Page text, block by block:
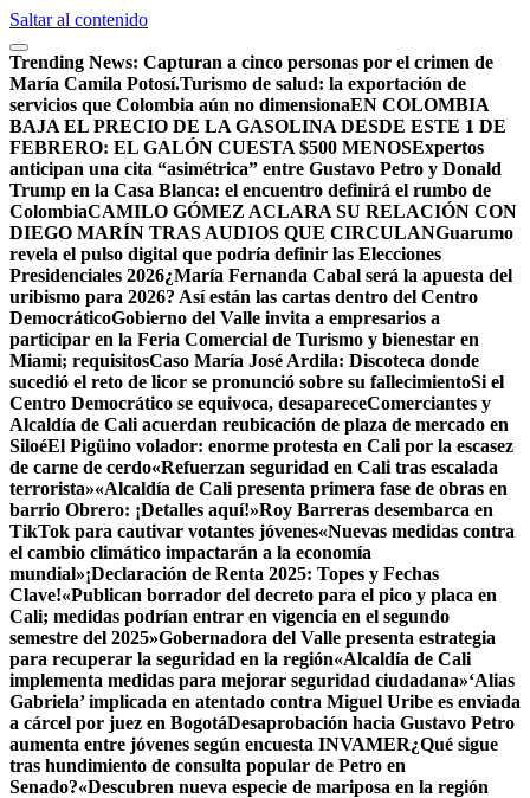
Saltar al contenido
Trending News: Capturan a cinco personas por el crimen de
María Camila Potosí.Turismo de salud: la exportación de
servicios que Colombia aún no dimensionaEN COLOMBIA
BAJA EL PRECIO DE LA GASOLINA DESDE ESTE 1 DE
FEBRERO: EL GALÓN CUESTA $500 MENOSExpertos
anticipan una cita “asimétrica” entre Gustavo Petro y Donald
Trump en la Casa Blanca: el encuentro definirá el rumbo de
ColombiaCAMILO GÓMEZ ACLARA SU RELACIÓN CON
DIEGO MARÍN TRAS AUDIOS QUE CIRCULANGuarumo
revela el pulso digital que podría definir las Elecciones
Presidenciales 2026¿María Fernanda Cabal será la apuesta del
uribismo para 2026? Así están las cartas dentro del Centro
DemocráticoGobierno del Valle invita a empresarios a
participar en la Feria Comercial de Turismo y bienestar en
Miami; requisitosCaso María José Ardila: Discoteca donde
sucedió el reto de licor se pronunció sobre su fallecimientoSi el
Centro Democrático se equivoca, desapareceComerciantes y
Alcaldía de Cali acuerdan reubicación de plaza de mercado en
SiloéEl Pigüino volador: enorme protesta en Cali por la escasez
de carne de cerdo«Refuerzan seguridad en Cali tras escalada
terrorista»«Alcaldía de Cali presenta primera fase de obras en
barrio Obrero: ¡Detalles aquí!»Roy Barreras desembarca en
TikTok para cautivar votantes jóvenes«Nuevas medidas contra
el cambio climático impactarán a la economía
mundial»¡Declaración de Renta 2025: Topes y Fechas
Clave!«Publican borrador del decreto para el pico y placa en
Cali; medidas podrían entrar en vigencia en el segundo
semestre del 2025»Gobernadora del Valle presenta estrategia
para recuperar la seguridad en la región«Alcaldía de Cali
implementa medidas para mejorar seguridad ciudadana»‘Alias
Gabriela’ implicada en atentado contra Miguel Uribe es enviada
a cárcel por juez en BogotáDesaprobación hacia Gustavo Petro
aumenta entre jóvenes según encuesta INVAMER¿Qué sigue
tras hundimiento de consulta popular de Petro en
Senado?«Descubren nueva especie de mariposa en la región